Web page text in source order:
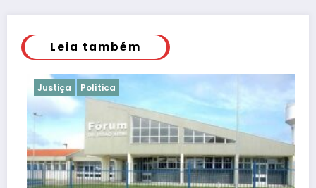
Leia também
Justiça Política